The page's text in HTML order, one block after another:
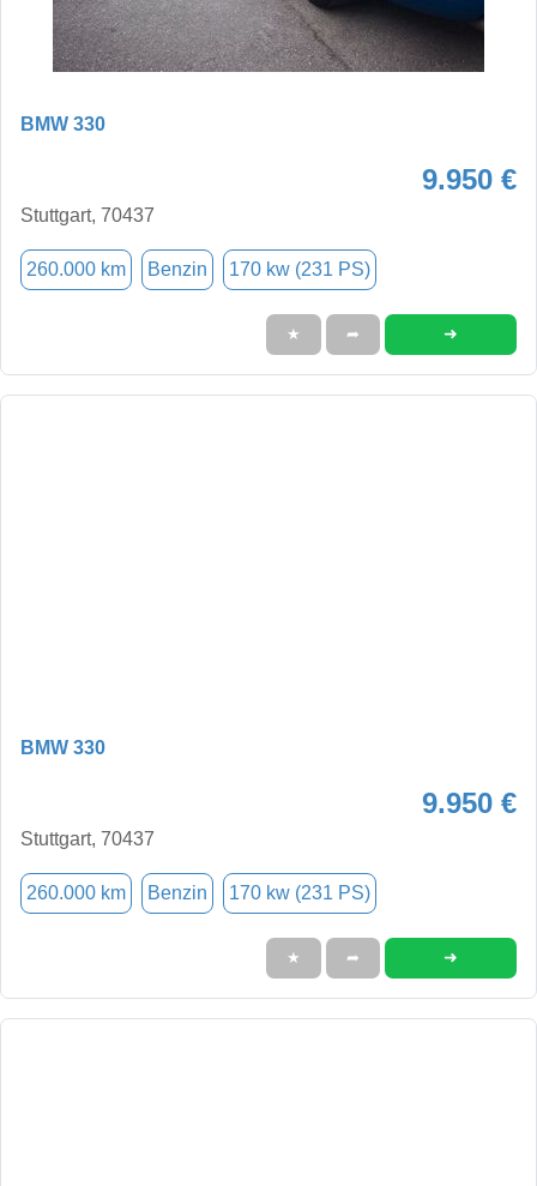
BMW 330
9.950 €
Stuttgart, 70437
260.000 km Benzin 170 kw (231 PS)
★ ➦ ➜
BMW 330
9.950 €
Stuttgart, 70437
260.000 km Benzin 170 kw (231 PS)
★ ➦ ➜